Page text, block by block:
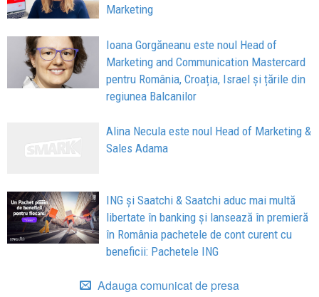
Marketing
Ioana Gorgăneanu este noul Head of
Marketing and Communication Mastercard
pentru România, Croația, Israel și țările din
regiunea Balcanilor
Alina Necula este noul Head of Marketing &
Sales Adama
ING și Saatchi & Saatchi aduc mai multă
libertate în banking și lansează în premieră
în România pachetele de cont curent cu
beneficii: Pachetele ING
Adauga comunicat de presa